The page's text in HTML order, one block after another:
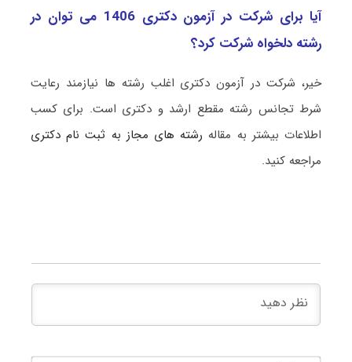
آیا برای شرکت در آزمون دکتری 1406 می توان در
رشته دلخواه شرکت کرد؟
خیر، شرکت در آزمون دکتری اغلب رشته ها نیازمند رعایت
شرط تجانس رشته مقطع ارشد و دکتری است. برای کسب
اطلاعات بیشتر به مقاله رشته های مجاز به ثبت نام دکتری
مراجعه کنید.